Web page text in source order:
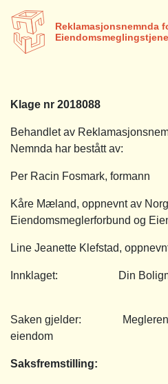
Reklamasjonsnemnda
Klage nr 2018088
Behandlet av
Nemnda har bestått av:
Per Racin Fosmark, formann
Kåre Mæland, oppnevnt av
Eiendomsmeglerforbund og
Line Jeanette Klefstad,
Innklaget: Din
Saken gjelder: Meglerens
eiendom
Saksfremstilling: